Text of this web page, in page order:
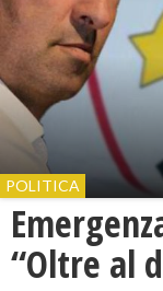
POLITICA
“Oltre al